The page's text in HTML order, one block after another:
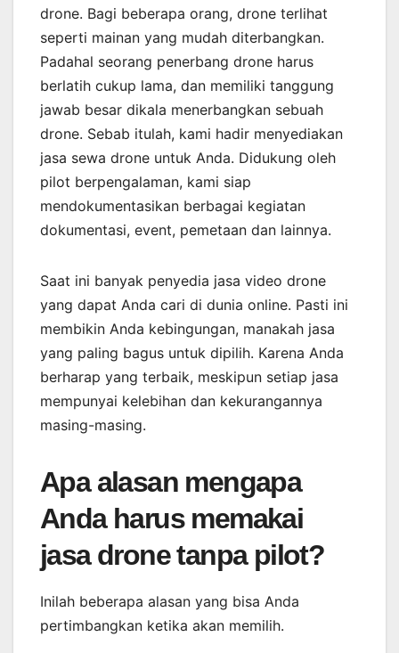
drone. Bagi beberapa orang, drone terlihat
seperti mainan yang mudah diterbangkan.
Padahal seorang penerbang drone harus
berlatih cukup lama, dan memiliki tanggung
jawab besar dikala menerbangkan sebuah
drone. Sebab itulah, kami hadir menyediakan
jasa sewa drone untuk Anda. Didukung oleh
pilot berpengalaman, kami siap
mendokumentasikan berbagai kegiatan
dokumentasi, event, pemetaan dan lainnya.
Saat ini banyak penyedia jasa video drone
yang dapat Anda cari di dunia online. Pasti ini
membikin Anda kebingungan, manakah jasa
yang paling bagus untuk dipilih. Karena Anda
berharap yang terbaik, meskipun setiap jasa
mempunyai kelebihan dan kekurangannya
masing-masing.
Apa alasan mengapa
Anda harus memakai
jasa drone tanpa pilot?
Inilah beberapa alasan yang bisa Anda
pertimbangkan ketika akan memilih.